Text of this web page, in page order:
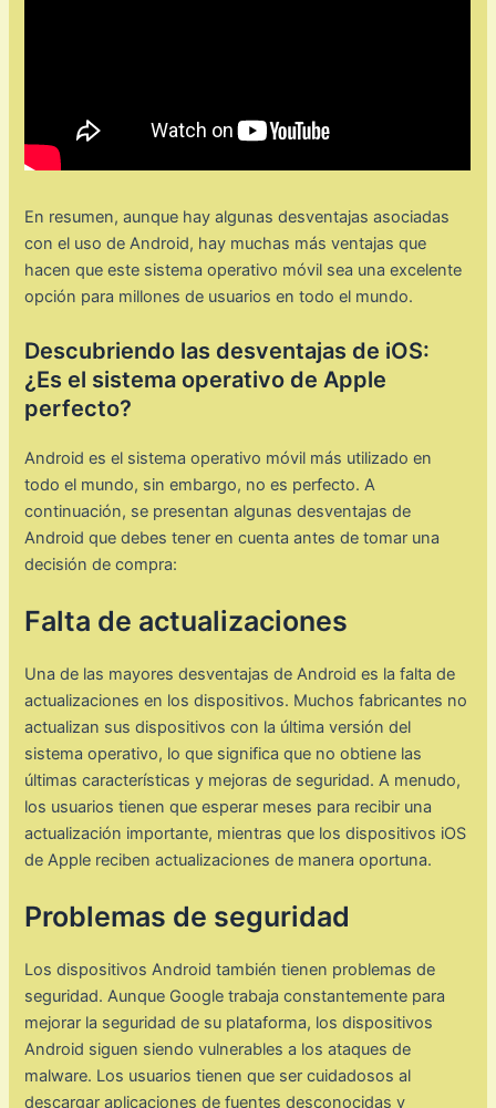
En resumen, aunque hay algunas desventajas asociadas
con el uso de Android, hay muchas más ventajas que
hacen que este sistema operativo móvil sea una excelente
opción para millones de usuarios en todo el mundo.
Descubriendo las desventajas de iOS:
¿Es el sistema operativo de Apple
perfecto?
Android es el sistema operativo móvil más utilizado en
todo el mundo, sin embargo, no es perfecto. A
continuación, se presentan algunas desventajas de
Android que debes tener en cuenta antes de tomar una
decisión de compra:
Falta de actualizaciones
Una de las mayores desventajas de Android es la falta de
actualizaciones en los dispositivos. Muchos fabricantes no
actualizan sus dispositivos con la última versión del
sistema operativo, lo que significa que no obtiene las
últimas características y mejoras de seguridad. A menudo,
los usuarios tienen que esperar meses para recibir una
actualización importante, mientras que los dispositivos iOS
de Apple reciben actualizaciones de manera oportuna.
Problemas de seguridad
Los dispositivos Android también tienen problemas de
seguridad. Aunque Google trabaja constantemente para
mejorar la seguridad de su plataforma, los dispositivos
Android siguen siendo vulnerables a los ataques de
malware. Los usuarios tienen que ser cuidadosos al
descargar aplicaciones de fuentes desconocidas y